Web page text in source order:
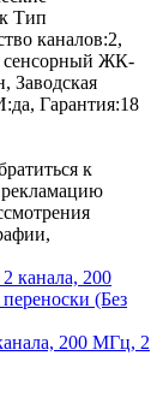
Тип
каналов:2,
сенсорный ЖК-
, Заводская
да, Гарантия:18
к
рекламацию
канала, 200
(Без
200 МГц, 2